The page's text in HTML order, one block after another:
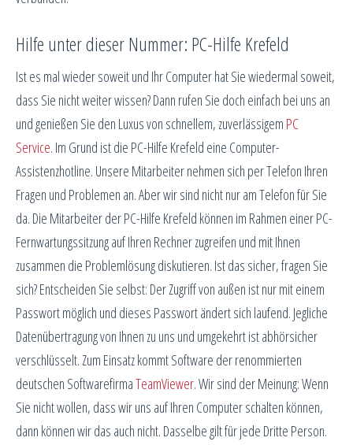
Hilfe unter dieser Nummer: PC-Hilfe Krefeld
Ist es mal wieder soweit und Ihr Computer hat Sie wiedermal soweit,
dass Sie nicht weiter wissen? Dann rufen Sie doch einfach bei uns an
und genießen Sie den Luxus von schnellem, zuverlässigem PC
Service. Im Grund ist die PC-Hilfe Krefeld eine Computer-
Assistenzhotline. Unsere Mitarbeiter nehmen sich per Telefon Ihren
Fragen und Problemen an. Aber wir sind nicht nur am Telefon für Sie
da. Die Mitarbeiter der PC-Hilfe Krefeld können im Rahmen einer PC-
Fernwartungssitzung auf Ihren Rechner zugreifen und mit Ihnen
zusammen die Problemlösung diskutieren. Ist das sicher, fragen Sie
sich? Entscheiden Sie selbst: Der Zugriff von außen ist nur mit einem
Passwort möglich und dieses Passwort ändert sich laufend. Jegliche
Datenübertragung von Ihnen zu uns und umgekehrt ist abhörsicher
verschlüsselt. Zum Einsatz kommt Software der renommierten
deutschen SoftwarefirmaTeamViewer. Wir sind der Meinung: Wenn
Sie nicht wollen, dass wir uns auf Ihren Computer schalten können,
dann können wir das auch nicht. Dasselbe gilt für jede Dritte Person.